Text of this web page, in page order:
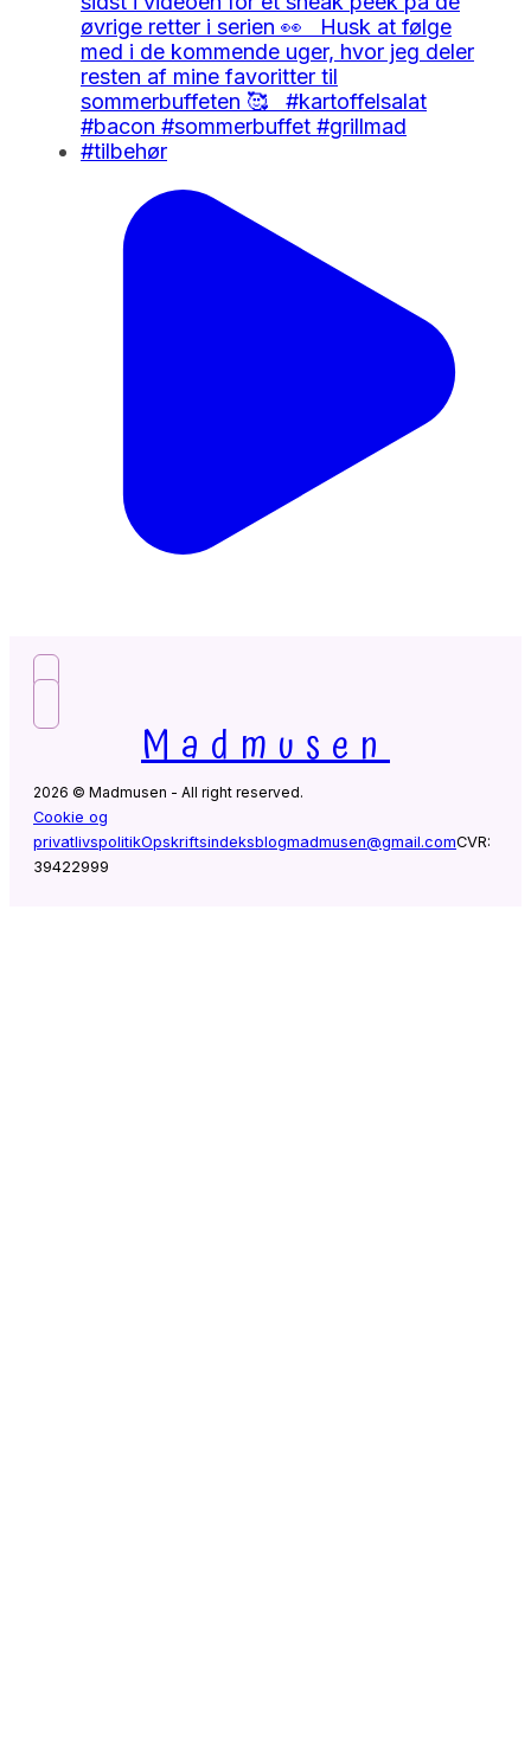
Madmusen
2026 © Madmusen - All right reserved.
Cookie og
privatlivspolitikOpskriftsindeksblogmadmusen@gmail.comCVR:
39422999